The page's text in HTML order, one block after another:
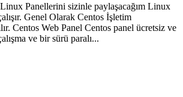
Panellerini sizinle paylaşacağım Linux
Genel Olarak Centos İşletim
Centos Web Panel Centos panel ücretsiz ve
ve bir sürü paralı...